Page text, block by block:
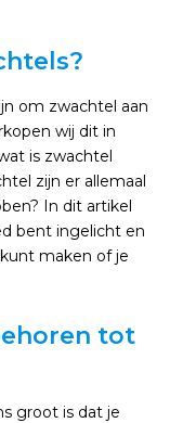
om zwachtel aan
wij dit in
is zwachtel
zijn er allemaal
In dit artikel
bent ingelicht en
maken of je
tot
groot is dat je